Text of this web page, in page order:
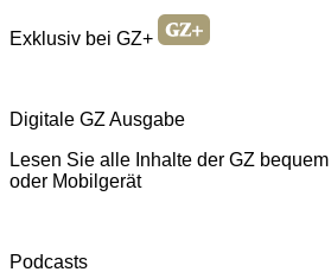
Exklusiv bei GZ+
Digitale GZ Ausgabe
Lesen Sie alle Inhalte der GZ
oder Mobilgerät
Podcasts